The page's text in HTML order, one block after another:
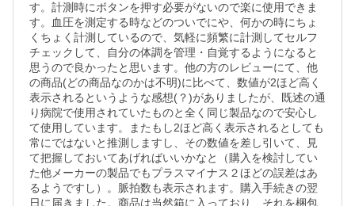
す。計測時にボタンを押す必要がないので楽に使用できま
す。血圧を測定する時などのついでにや、何かの時にちょ
くちょく計測しているので、気軽に頻繁に計測してセルフ
チェックして、自分の体調を管理・自覚するようになると
思うので良かったと思います。他の方のレビューにて、他
の商品(どの商品なのかは不明)に比べて、数値が2ほど高く
表示されるというような感想(？)がありましたが、既述の通
り病院で使用されていたものと全く同じ製品なので安心し
て使用しています。またもし2ほど高く表示されるとしても
常にではないと推測しますし、その数値を差し引いて、見
て把握しておいてあげればいいかなと（購入を検討してい
た他メーカーの製品でもプラスマイナス２ほどの誤差はあ
るようですし）。脈拍数も表示されます。購入手続きの翌
日に届きました。商品は当然箱に入っており、それを梱包